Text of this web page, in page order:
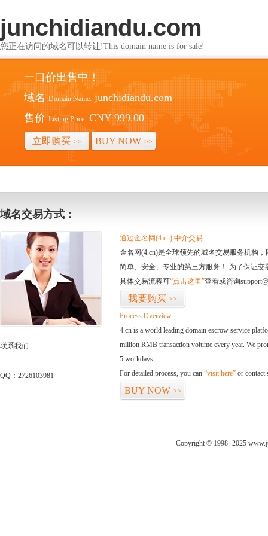
junchidiandu.com
您正在访问的域名可以转让!This domain name is for sale!
一口价出售中！
域名 Domain Name: junchidiandu.com
售价 Listing Price: CNY 999.00
立即购买 >> BUY NOW >>
域名交易方式：
联系我们
QQ：2726103981
通过金名网(4.cn) 中介交易
金名网(4.cn)是全球领先的域名交易服务机构
简单、安全、专业的第三方服务！ 为了保证
具体交易流程可“点击这里”查看或咨询
我要购买 >>
Process Overview:
4.cn is a world leading domain escrow service
million RMB transaction volume every year. We
5 workdays.
For detailed process, you can “visit here” or contact
BUY NOW >>
Copyright © 1998 -2025